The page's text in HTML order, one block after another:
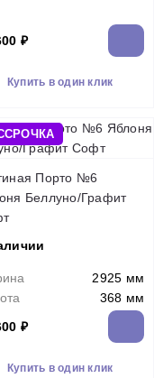
₽
Купить в один клик
Порто №6
Беллуно/Графит
2925 мм
368 мм
₽
Купить в один клик